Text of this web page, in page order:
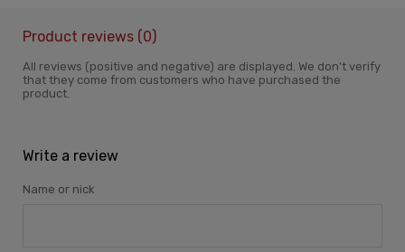
Product reviews (0)
All reviews (positive and negative) are displayed. We don't verify
that they come from customers who have purchased the
product.
Write a review
Name or nick